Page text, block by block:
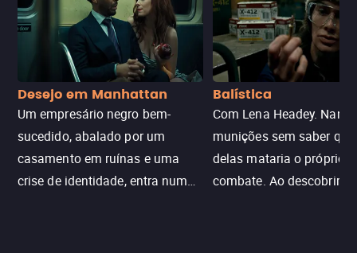
Desejo em Manhattan
Um empresário negro bem-
sucedido, abalado por um
casamento em ruínas e uma
crise de identidade, entra num
Balística
Com Lena Headey.
munições sem saber
delas mataria o próprio
combate. Ao descobrir a